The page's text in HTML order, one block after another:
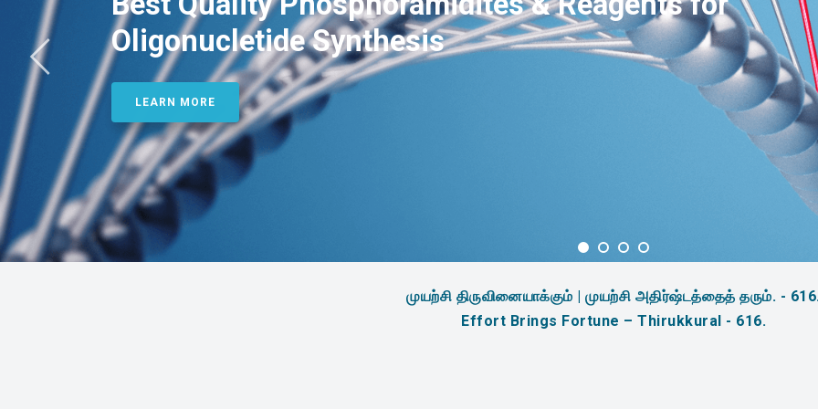
Oligonucletide Synthesis
LEARN MORE
முயற்சி திருவினையாக்கும் | முயற்சி அதிர்ஷ்டத்தைத் தரும். -
Effort Brings Fortune – Thirukkural - 616.